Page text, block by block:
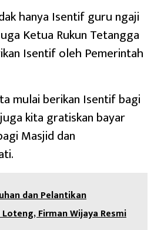
hanya Isentif guru ngaji
Ketua Rukun Tetangga
Isentif oleh Pemerintah
mulai berikan Isentif bagi
kita gratiskan bayar
Masjid dan
dan Pelantikan
Firman Wijaya Resmi